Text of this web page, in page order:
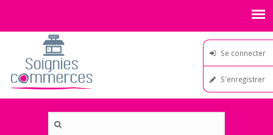
Se connecter
S'enregistrer